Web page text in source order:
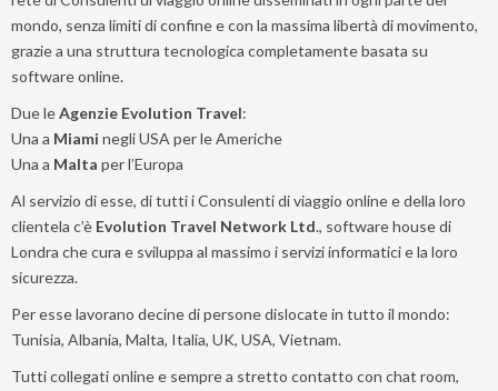
Lascia
mondo, senza limiti di confine e con la massima libertà di movimento,
grazie a una struttura tecnologica completamente basata su
software online.
Due leAgenzie Evolution Travel:
Una a Miami negli USA per le Americhe
Una a Malta per l’Europa
Al servizio di esse, di tutti i Consulenti di viaggio online e della loro
clientela c’è Evolution Travel Network Ltd., software house di
Londra che cura e sviluppa al massimo i servizi informatici e la loro
sicurezza.
Per esse lavorano decine di persone dislocate in tutto il mondo:
Tunisia, Albania, Malta, Italia, UK, USA, Vietnam.
Tutti collegati online e sempre a stretto contatto con chat room,